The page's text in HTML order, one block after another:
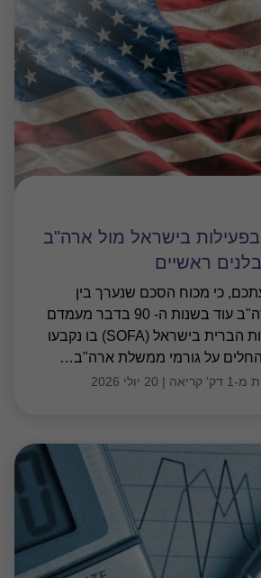
בפעילות בישראל מול ארה"ב
ראשיים
כי מכוח הסכם שנערך בין
מדינת ישראל לארה"ב עוד בשנות ה- 90 בדבר מעמדם
של אנשי סגל ארצות הברית בישראל (SOFA) בו נקבעו
על גורמי ממשלת ארה"ב…
דק' קריאה | 20 יולי 2026